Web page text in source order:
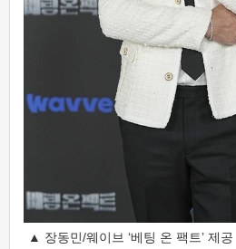
▲ 장동민/웨이브 ‘베팅 온 팩트’ 제공